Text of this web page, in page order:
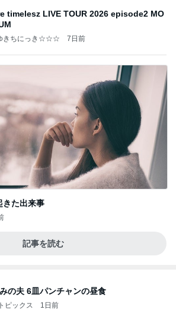
timelesz LIVE TOUR 2026 episode2 MO
ちにっき☆☆☆ 7日前
きた出来事
記事を読む
の夫 6皿パンチャンの昼食
ピックス 1日前